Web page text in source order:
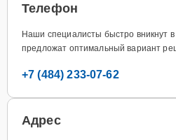
Телефон
Наши специалисты быстро вникнут в
предложат оптимальный вариант
+7 (484) 233-07-62
Адрес